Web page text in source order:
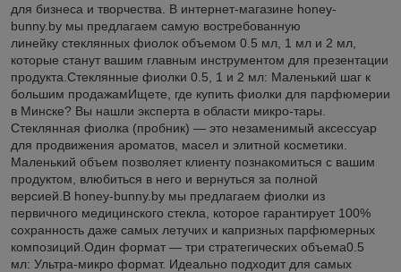
для бизнеса и творчества. В интернет-магазине honey-
bunny.by мы предлагаем самую востребованную
линейку стеклянных фиолок объемом 0.5 мл, 1 мл и 2 мл,
которые станут вашим главным инструментом для презентации
продукта.Стеклянные фиолки 0.5, 1 и 2 мл: Маленький шаг к
большим продажамИщете, где купить фиолки для парфюмерии
в Минске? Вы нашли эксперта в области микро-тары.
Стеклянная фиолка (пробник) — это незаменимый аксессуар
для продвижения ароматов, масел и элитной косметики.
Маленький объем позволяет клиенту познакомиться с вашим
продуктом, влюбиться в него и вернуться за полной
версией.В honey-bunny.by мы предлагаем фиолки из
первичного медицинского стекла, которое гарантирует 100%
сохранность даже самых летучих и капризных парфюмерных
композиций.Один формат — три стратегических объема0.5
мл: Ультра-микро формат. Идеально подходит для самых